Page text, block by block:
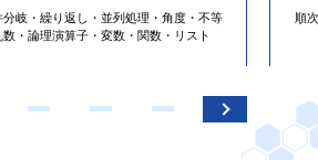
分岐・繰り返し・並列処理・角度・不等
・論理演算子・変数・関数・リスト
順